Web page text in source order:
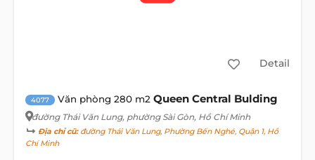
Detail
4077 Văn phòng 280 m2 Queen Central Bulding
đường Thái Văn Lung, phường Sài Gòn, Hồ Chí Minh
Địa chỉ cũ:đường Thái Văn Lung, Phường Bến Nghé, Quận 1, Hồ
Chí Minh